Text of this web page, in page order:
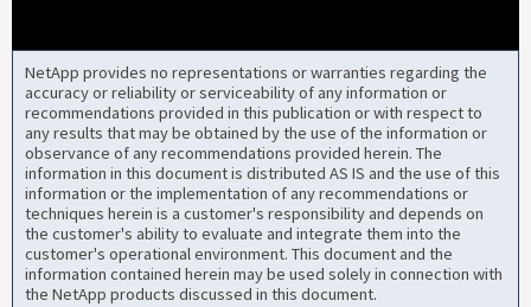
NetApp provides no representations or warranties regarding the
accuracy or reliability or serviceability of any information or
recommendations provided in this publication or with respect to
any results that may be obtained by the use of the information or
observance of any recommendations provided herein. The
information in this document is distributed AS IS and the use of this
information or the implementation of any recommendations or
techniques herein is a customer's responsibility and depends on
the customer's ability to evaluate and integrate them into the
customer's operational environment. This document and the
information contained herein may be used solely in connection with
the NetApp products discussed in this document.